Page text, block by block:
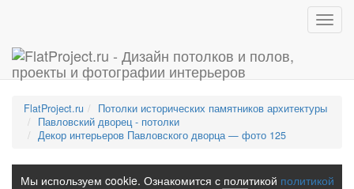
FlatProject.ru
Потолки исторических памятников архитектуры
Павловский дворец - потолки
Декор интерьеров Павловского дворца — фото 125
Мы используем cookie. Ознакомится с политикой политикой